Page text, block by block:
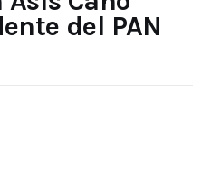
del PAN